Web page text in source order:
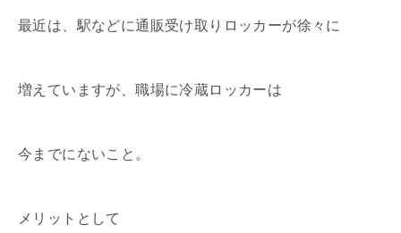
最近は、駅などに通販受け取りロッカーが徐々に
増えていますが、職場に冷蔵ロッカーは
今までにないこと。
メリットとして